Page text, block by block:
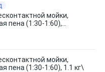
мойки,
пена (1:30-1:60),
мойки,
пена (1:30-1:60), 1.1 кг\